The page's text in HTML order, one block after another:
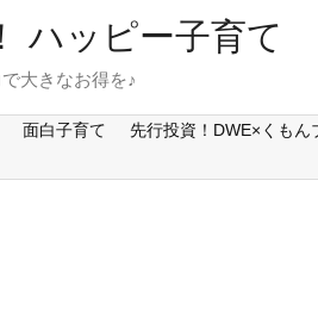
ハッピー子育て
大きなお得を♪
面白子育て 先行投資！DWE×くもん